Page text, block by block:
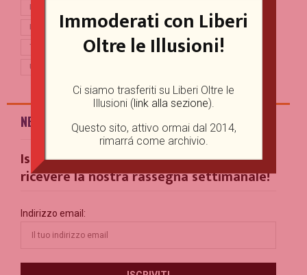
SALVINI SCUOLA STORIA TERRORISMO
TRUMP TURCHIA UCRAINA UE
UNIONE EUROPEA
NEWSLETTER
Iscriviti alla nostra Mailing List per
ricevere la nostra rassegna settimanale!
Indirizzo email:
Immoderati con Liberi
Oltre le Illusioni!
Ci siamo trasferiti su Liberi Oltre le
Illusioni (link alla sezione).
Questo sito, attivo ormai dal 2014,
rimarrá come archivio.